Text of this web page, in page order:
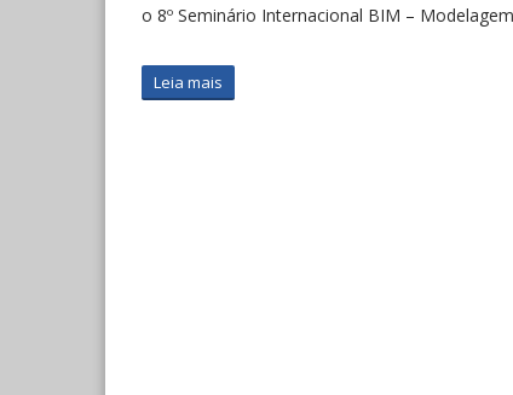
o 8º Seminário Internacional BIM –
Leia mais